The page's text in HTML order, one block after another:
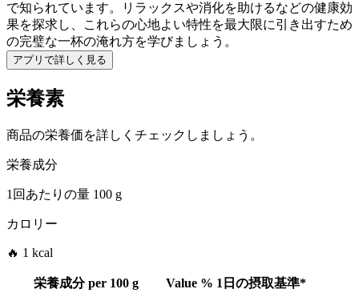
で知られています。リラックスや消化を助けるなどの健康効
果を探求し、これらの心地よい特性を最大限に引き出すため
の完璧な一杯の淹れ方を学びましょう。
アプリで詳しく見る
栄養素
商品の栄養価を詳しくチェックしましょう。
栄養成分
1回あたりの量 100 g
カロリー
🔥 1 kcal
栄養成分 per 100 g Value % 1日の摂取基準*